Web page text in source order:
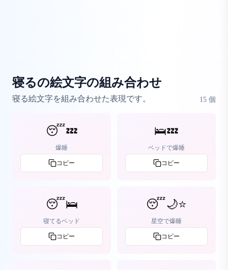
寝るの絵文字の組み合わせ
寝る絵文字を組み合わせた表現です。 15 個
😴💤
爆睡
コピー
🛌💤
ベッドで爆睡
コピー
😴🛌
寝てるベッド
コピー
😴🌙⭐
星空で爆睡
コピー